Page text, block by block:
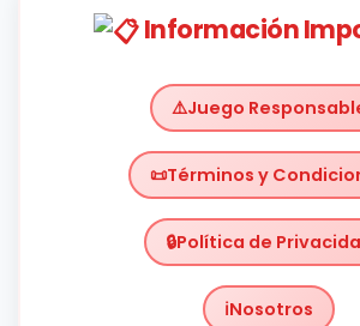
Información
Juego
Términos y
Política de
Nosotros